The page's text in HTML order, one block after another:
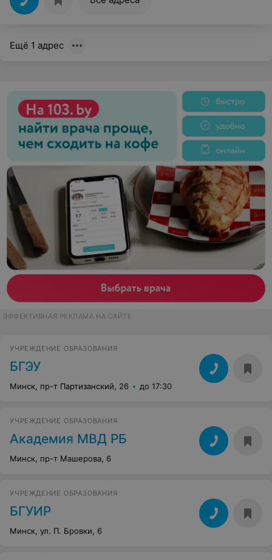
Ещё 1 адрес
ЭФФЕКТИВНАЯ РЕКЛАМА НА САЙТЕ
УЧРЕЖДЕНИЕ ОБРАЗОВАНИЯ
БГЭУ
Минск, пр-т Партизанский, 26 до 17:30
УЧРЕЖДЕНИЕ ОБРАЗОВАНИЯ
Академия МВД РБ
Минск, пр-т Машерова, 6
УЧРЕЖДЕНИЕ ОБРАЗОВАНИЯ
БГУИР
Минск, ул. П. Бровки, 6